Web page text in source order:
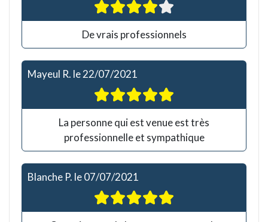
De vrais professionnels
Mayeul R. le22/07/2021
La personne qui est venue est très
professionnelle et sympathique
Blanche P. le07/07/2021